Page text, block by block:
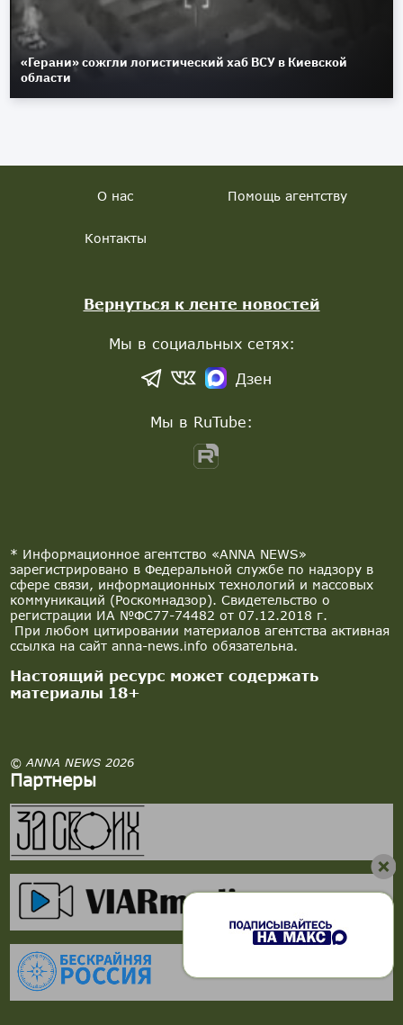
«Герани» сожгли логистический хаб ВСУ в Киевской
области
* Информационное агентство «ANNA NEWS»
зарегистрировано в Федеральной службе по надзору в
сфере связи, информационных технологий и массовых
коммуникаций (Роскомнадзор). Свидетельство о
регистрации ИА №ФС77-74482 от 07.12.2018 г.
При любом цитировании материалов агентства активная
ссылка на сайт anna-news.info обязательна.
Настоящий ресурс может содержать
материалы 18+
© ANNA NEWS 2026
Партнеры
О нас Помощь агентству
Контакты
Вернуться к ленте новостей
Мы в социальных сетях:
Дзен
Мы в RuTube: